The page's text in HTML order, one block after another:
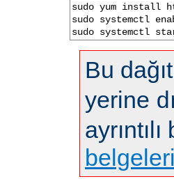
sudo yum install
sudo systemctl
sudo systemctl
Bu
yerine